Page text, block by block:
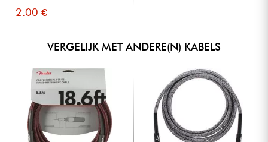
2.00 €
VERGELIJK MET ANDERE(N) KABELS